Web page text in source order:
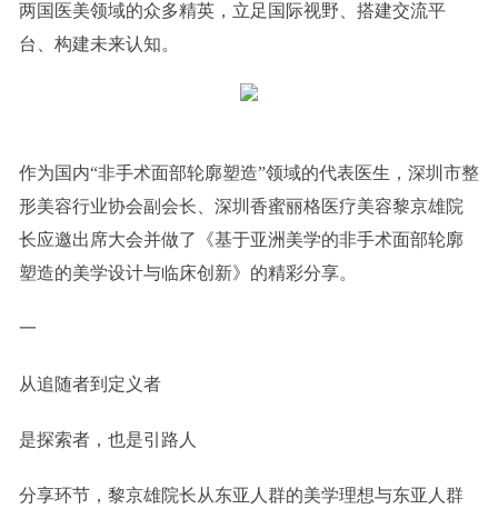
两国医美领域的众多精英，立足国际视野、搭建交流平
台、构建未来认知。
作为国内“非手术面部轮廓塑造”领域的代表医生，深圳市整
形美容行业协会副会长、深圳香蜜丽格医疗美容黎京雄院
长应邀出席大会并做了《基于亚洲美学的非手术面部轮廓
塑造的美学设计与临床创新》的精彩分享。
一
从追随者到定义者
是探索者，也是引路人
分享环节，黎京雄院长从东亚人群的美学理想与东亚人群